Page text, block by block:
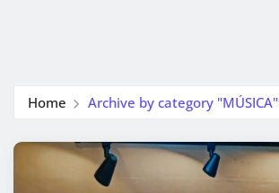
Home Archive by category "MÚSICA"